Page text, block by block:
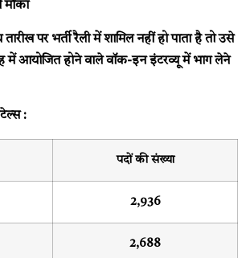
मौका
पर भर्ती रैली में शामिल नहीं हो पाता है तो उसे
में आयोजित होने वाले वॉक-इन इंटरव्यू में भाग लेने
:
पदों की संख्या
2,936
2,688